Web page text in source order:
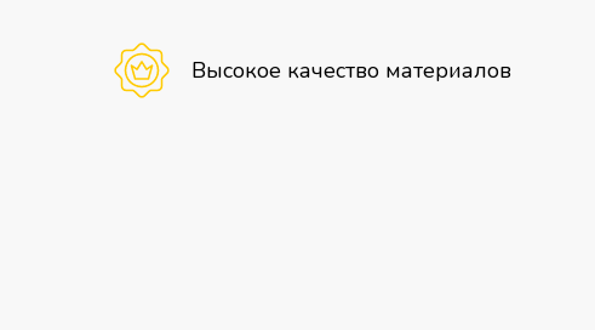
Высокое качество материалов